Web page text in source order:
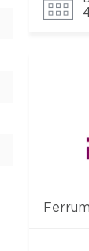
Ferrum